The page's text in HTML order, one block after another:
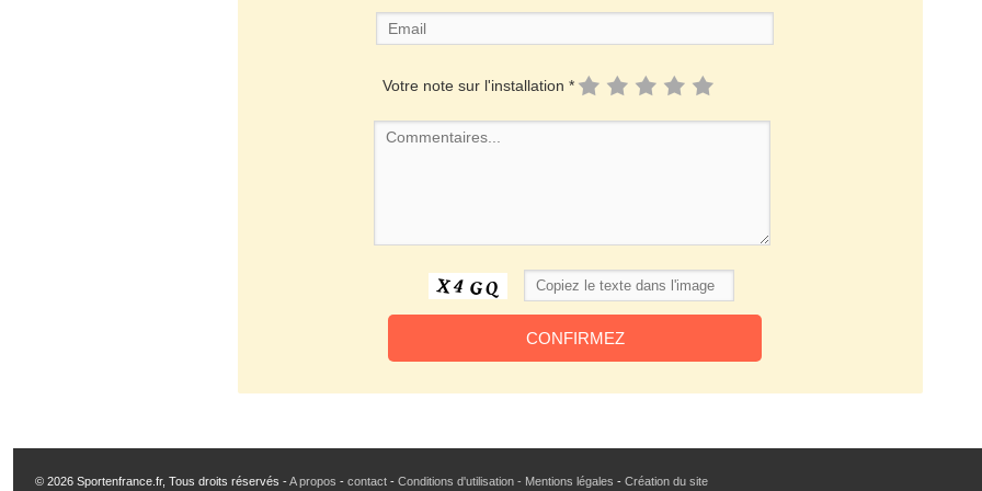
Votre note sur l'installation *
© 2026 Sportenfrance.fr, Tous droits réservés -A propos - contact - Conditions d'utilisation - Mentions légales - Création du site